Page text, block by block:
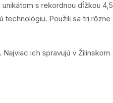
s rekordnou dĺžkou 4,5
technológiu. Použili sa tri rôzne
ich spravujú v Žilinskom